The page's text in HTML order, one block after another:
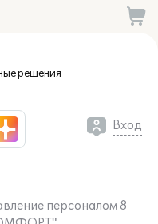
решения
Вход
персоналом 8